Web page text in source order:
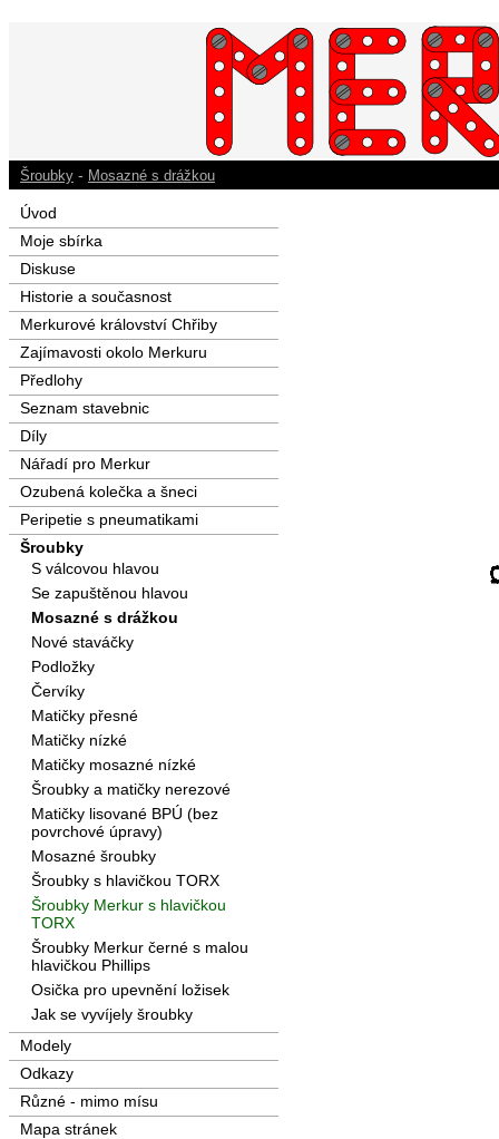
Šroubky - Mosazné s drážkou
Úvod
Moje sbírka
Diskuse
Historie a současnost
Merkurové království Chřiby
Zajímavosti okolo Merkuru
Předlohy
Seznam stavebnic
Díly
Nářadí pro Merkur
Ozubená kolečka a šneci
Peripetie s pneumatikami
Šroubky
S válcovou hlavou
Se zapuštěnou hlavou
Mosazné s drážkou
Nové staváčky
Podložky
Červíky
Matičky přesné
Matičky nízké
Matičky mosazné nízké
Šroubky a matičky nerezové
Matičky lisované BPÚ (bez
povrchové úpravy)
Mosazné šroubky
Šroubky s hlavičkou TORX
Šroubky Merkur s hlavičkou
TORX
Šroubky Merkur černé s malou
hlavičkou Phillips
Osička pro upevnění ložisek
Jak se vyvíjely šroubky
Modely
Odkazy
Různé - mimo mísu
Mapa stránek